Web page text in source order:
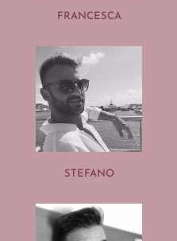
FRANCESCA
STEFANO